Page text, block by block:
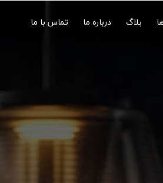
بلاگ درباره ما تماس با ما